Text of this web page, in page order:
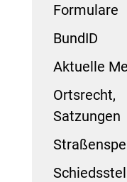
Formulare
BundID
Aktuelle
Ortsrecht,
Satzungen